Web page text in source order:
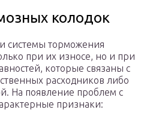
колодок
системы торможения
при их износе, но и при
которые связаны с
расходников либо
На появление проблем с
признаки: